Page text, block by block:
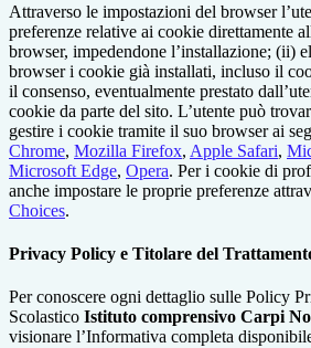
Attraverso le impostazioni del browser
preferenze relative ai cookie direttamente
browser, impedendone l’installazione; (ii)
browser i cookie già installati, incluso il
il consenso, eventualmente prestato
cookie da parte del sito. L’utente può
gestire i cookie tramite il suo browser ai
Chrome, Mozilla Firefox, Apple Safari,
Microsoft Edge, Opera. Per i cookie di
anche impostare le proprie preferenze
Choices.
Privacy Policy e Titolare del
Per conoscere ogni dettaglio sulle Policy
Scolastico Istituto comprensivo Carpi
visionare l’Informativa completa